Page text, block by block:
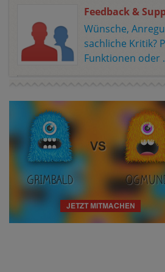
Feedback &
Wünsche,
sachliche Kritik?
Funktionen oder